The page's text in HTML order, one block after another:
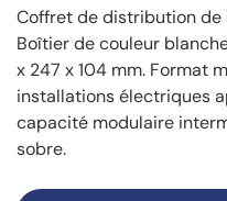
Coffret de distribution de
Boîtier de couleur
x 247 x 104 mm. Format
installations électriques
capacité modulaire
sobre.